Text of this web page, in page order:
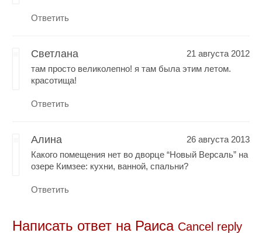
Ответить
Светлана
21 августа 2012
там просто великолепно! я там была этим летом.
красотища!
Ответить
Алина
26 августа 2013
Какого помещения нет во дворце “Новый Версаль” на
озере Кимзее: кухни, ванной, спальни?
Ответить
Написать ответ на Раиса Cancel reply